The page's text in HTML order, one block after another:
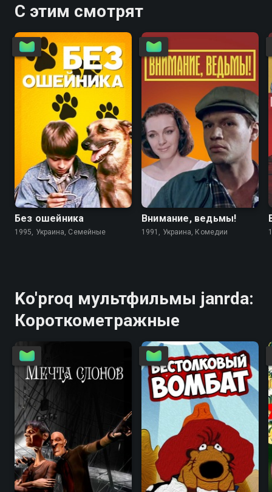
С этим смотрят
6.7 4.6
Без ошейника
1995, Украина, Семейные
5.6
Внимание, ведьмы!
1991, Украина, Комедии
Ko'proq мультфильмы janrda:
Короткометражные